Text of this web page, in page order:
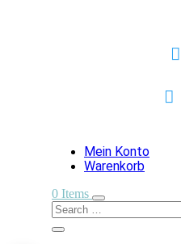


Mein Konto
Warenkorb
0 Items